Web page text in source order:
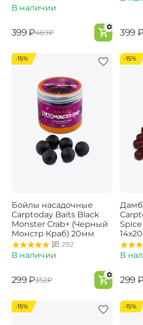
В наличии
‍399‍ ₽‍469‍₽ ‍399‍
-15%
Бойлы насадочные
Carptoday Baits Black
Monster Crab+ (Черный
Монстр Краб) 20мм
292
В наличии
‍299‍ ₽‍352‍₽
-15%
В
‍299‍
-15% -15%